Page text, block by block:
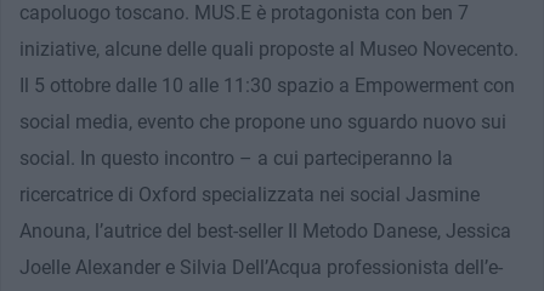
capoluogo toscano. MUS.E è protagonista con ben 7
iniziative, alcune delle quali proposte al Museo Novecento.
Il 5 ottobre dalle 10 alle 11:30 spazio a Empowerment con
social media, evento che propone uno sguardo nuovo sui
social. In questo incontro – a cui parteciperanno la
ricercatrice di Oxford specializzata nei social Jasmine
Anouna, l’autrice del best-seller Il Metodo Danese, Jessica
Joelle Alexander e Silvia Dell’Acqua professionista dell’e-